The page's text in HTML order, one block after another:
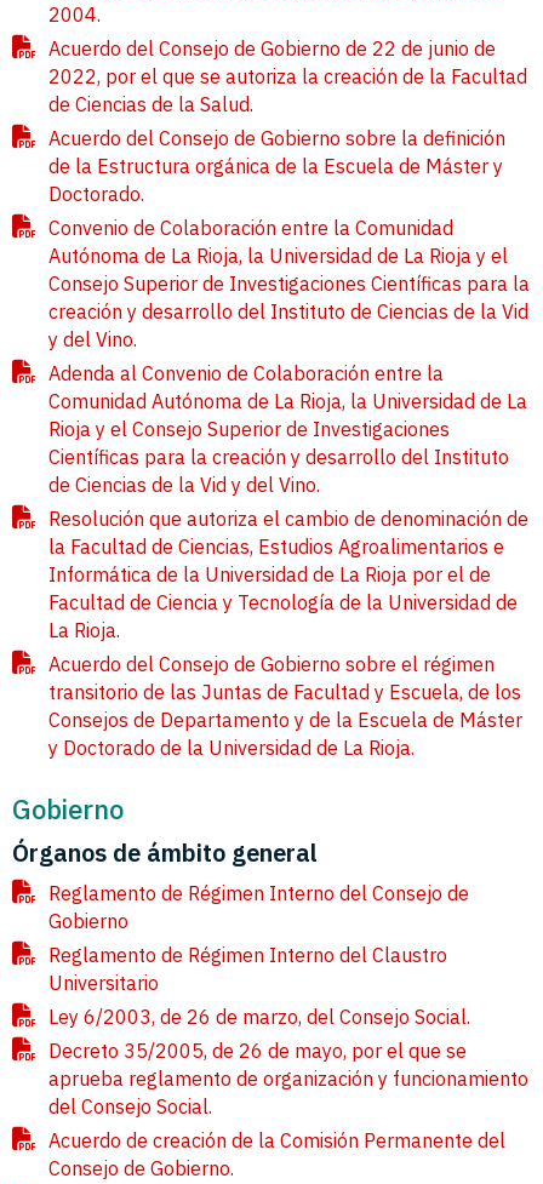
2004.
Acuerdo del Consejo de Gobierno de 22 de junio de
2022, por el que se autoriza la creación de la Facultad
de Ciencias de la Salud.
Acuerdo del Consejo de Gobierno sobre la definición
de la Estructura orgánica de la Escuela de Máster y
Doctorado.
Convenio de Colaboración entre la Comunidad
Autónoma de La Rioja, la Universidad de La Rioja y el
Consejo Superior de Investigaciones Científicas para la
creación y desarrollo del Instituto de Ciencias de la Vid
y del Vino.
Adenda al Convenio de Colaboración entre la
Comunidad Autónoma de La Rioja, la Universidad de La
Rioja y el Consejo Superior de Investigaciones
Científicas para la creación y desarrollo del Instituto
de Ciencias de la Vid y del Vino.
Resolución que autoriza el cambio de denominación de
la Facultad de Ciencias, Estudios Agroalimentarios e
Informática de la Universidad de La Rioja por el de
Facultad de Ciencia y Tecnología de la Universidad de
La Rioja.
Acuerdo del Consejo de Gobierno sobre el régimen
transitorio de las Juntas de Facultad y Escuela, de los
Consejos de Departamento y de la Escuela de Máster
y Doctorado de la Universidad de La Rioja.
Gobierno
Órganos de ámbito general
Reglamento de Régimen Interno del Consejo de
Gobierno
Reglamento de Régimen Interno del Claustro
Universitario
Ley 6/2003, de 26 de marzo, del Consejo Social.
Decreto 35/2005, de 26 de mayo, por el que se
aprueba reglamento de organización y funcionamiento
del Consejo Social.
Acuerdo de creación de la Comisión Permanente del
Consejo de Gobierno.